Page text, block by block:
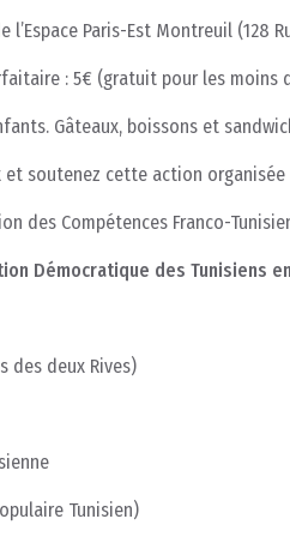
l’Espace Paris-Est Montreuil
: 5€ (gratuit pour les moins
Gâteaux, boissons et
et soutenez cette action
des Compétences Franco-
Démocratique des Tunisiens
des deux Rives)
Tunisien)